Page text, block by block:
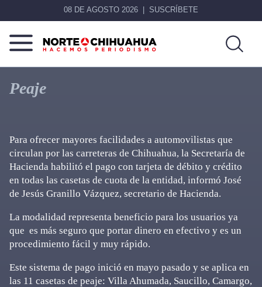
08 DE AGOSTO 2026 SUSCRÍBETE
Norte
Chihuahua
Más
que
noticias,
Peaje
Para ofrecer mayores facilidades a automovilistas que
circulan por las carreteras de Chihuahua, la Secretaría de
Hacienda habilitó el pago con tarjeta de débito y crédito
en todas las casetas de cuota de la entidad, informó José
de Jesús Granillo Vázquez, secretario de Hacienda.
La modalidad representa beneficio para los usuarios ya
que es más seguro que portar dinero en efectivo y es un
procedimiento fácil y muy rápido.
Este sistema de pago inició en mayo pasado y se aplica en
las 11 casetas de peaje: Villa Ahumada, Saucillo, Camargo,